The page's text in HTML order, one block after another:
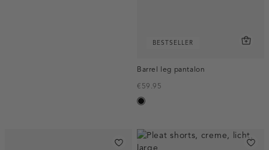
BESTSELLER
Barrel leg pantalon
€59.95
zwart